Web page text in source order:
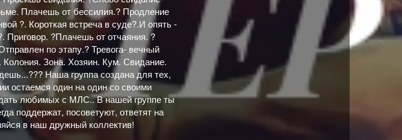
Плачешь от бессилия.? Продление
?. Короткая встреча в суде?.И опять -
Приговор. ?Плачешь от отчаяния. ?
по этапу.? Тревога- вечный
Зона. Хозяин. Кум. Свидание.
Наша группа создана для тех,
остаемся один на один со своими
любимых с МЛС.. В нашей группе ты
поддержат, посоветуют, ответят на
в наш дружный коллектив!